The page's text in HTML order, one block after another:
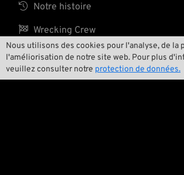
Nous utilisons des cookies pour l'analyse, de la
l'améliorisation de notre site web. Pour plus
veuillez consulter notre protection de données.
 Notre histoire
 Wrecking Crew
Pan-O-Rama